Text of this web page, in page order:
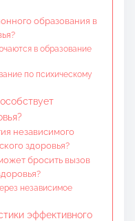
образования в
в образование
по психическому
независимого
здоровья?
бросить вызов
независимое
эффективного